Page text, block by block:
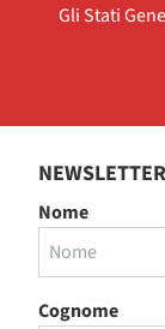
Gli Stati
NEWSLETTER
Nome
Cognome